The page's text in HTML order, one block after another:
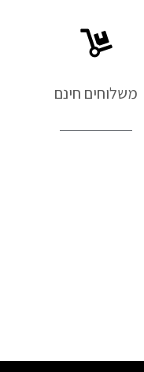
משלוחים חינם